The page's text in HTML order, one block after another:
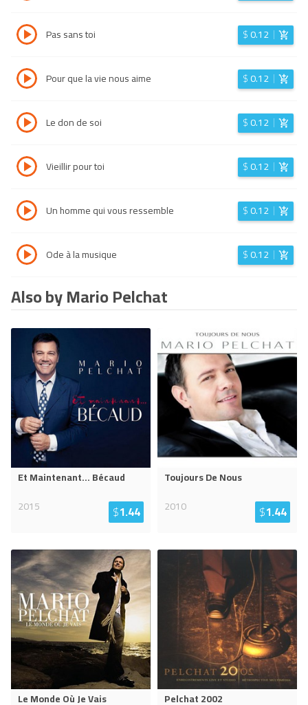
Pas sans toi $0.12
Pour que la vie nous aime $0.12
Le don de soi $0.12
Vieillir pour toi $0.12
Un homme qui vous ressemble $0.12
Ode à la musique $0.12
Also by Mario Pelchat
Et Maintenant... Bécaud
2015
$1.44
Toujours De Nous
2010
$1.44
Le Monde Où Je Vais Pelchat 2002